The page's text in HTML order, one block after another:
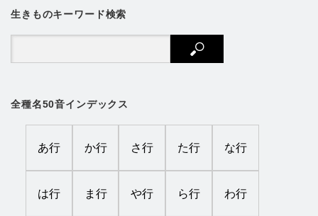
生きものキーワード検索
全種名50音インデックス
あ行 か行 さ行 た行 な行
は行 ま行 や行 ら行 わ行